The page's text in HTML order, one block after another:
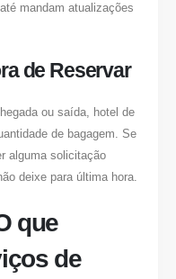
mandam atualizações
de Reservar
ou saída, hotel de
de bagagem. Se
alguma solicitação
deixe para última hora.
que
de